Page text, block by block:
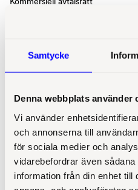
Samtycke
Denna webbplats använder
Vi använder
och annonserna till
för sociala medier och
vidarebefordrar även
information från din enhet till
Intressen
Golf, Dator-/TV-spel samt
Spagetti & falukorv
Favoritpodd
Fråga Anders & Måns
Mest överskattade turistmålet
Paris